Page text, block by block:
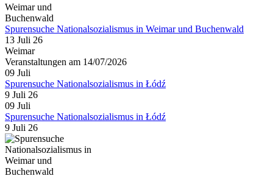
Spurensuche Nationalsozialismus in Weimar und Buchenwald
13 Juli 26
Weimar
Veranstaltungen am 14/07/2026
09 Juli
Spurensuche Nationalsozialismus in Łódź
9 Juli 26
09 Juli
Spurensuche Nationalsozialismus in Łódź
9 Juli 26